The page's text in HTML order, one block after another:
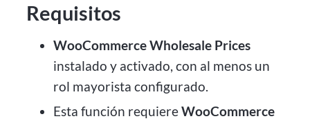
Requisitos
WooCommerce Wholesale Prices
instalado y activado, con al menos un
rol mayorista configurado.
Esta función requiereWooCommerce